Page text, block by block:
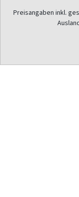
Preisangaben inkl.